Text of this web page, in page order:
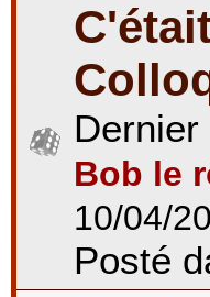
Bob le
10/04/
Posté